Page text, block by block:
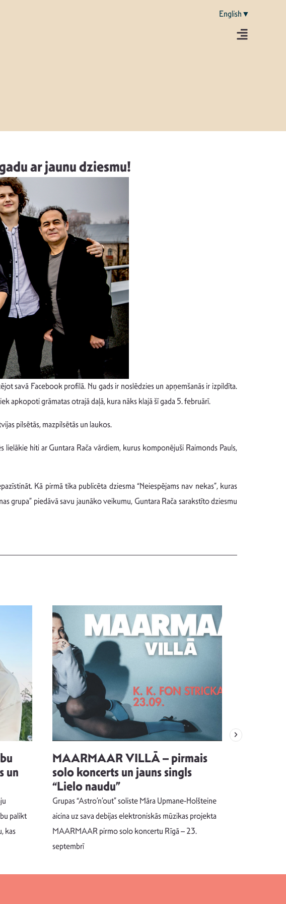
English▼
ar jaunu dziesmu!
savā Facebook profilā. Nu gads ir noslēdzies un apņemšanās ir izpildīta.
apkopoti grāmatas otrajā daļā, kura nāks klajā šī gada 5. februārī.
pilsētās, mazpilsētās un laukos.
hiti ar Guntara Rača vārdiem, kurus komponējuši Raimonds Pauls,
Kā pirmā tika publicēta dziesma “Neiespējams nav nekas”, kuras
grupa” piedāvā savu jaunāko veikumu, Guntara Rača sarakstīto dziesmu
un
palikt
kas
MAARMAAR VILLĀ – pirmais
solo koncerts un jauns singls
“Lielo naudu”
Grupas “Astro’n’out” soliste Māra Upmane-Holšteine
aicina uz sava debijas elektroniskās mūzikas projekta
MAARMAAR pirmo solo koncertu Rīgā – 23.
septembrī